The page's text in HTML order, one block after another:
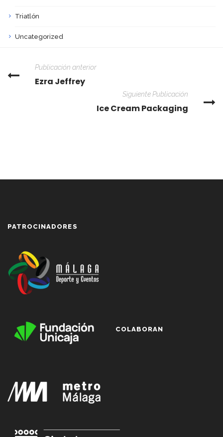
Triatlón
Uncategorized
Publicación anterior
Ezra Jeffrey
Siguiente Publicación
Ice Cream Packaging
PATROCINADORES
COLABORAN